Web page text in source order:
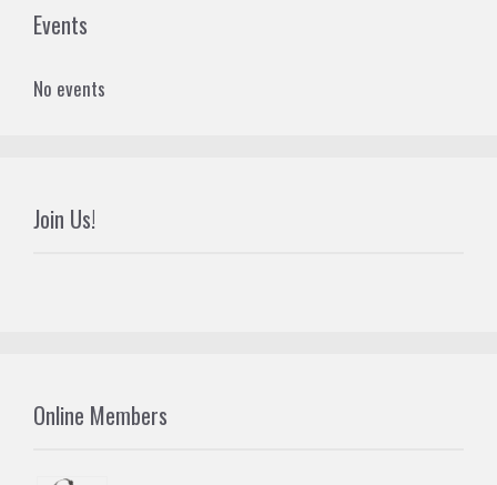
Events
No events
Join Us!
Online Members